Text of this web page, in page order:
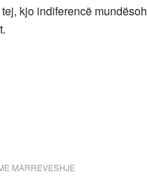
kjo indiferencë
MARREVESHJE